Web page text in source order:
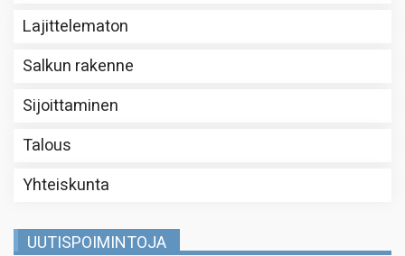
Lajittelematon
Salkun rakenne
Sijoittaminen
Talous
Yhteiskunta
UUTISPOIMINTOJA